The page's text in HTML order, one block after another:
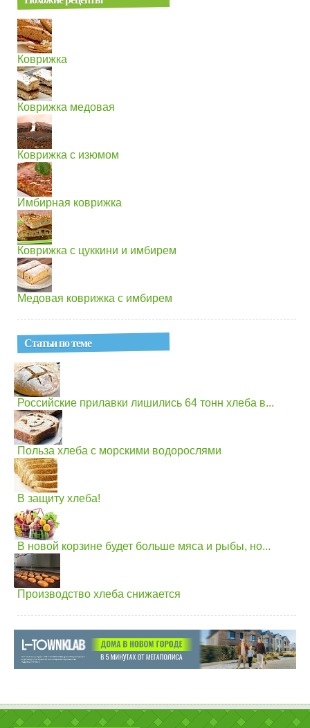
Коврижка
Коврижка медовая
Коврижка с изюмом
Имбирная коврижка
Коврижка с цуккини и имбирем
Медовая коврижка с имбирем
Статьи по теме
Российские прилавки лишились 64 тонн хлеба в...
Польза хлеба с морскими водорослями
В защиту хлеба!
В новой корзине будет больше мяса и рыбы, но...
Производство хлеба снижается